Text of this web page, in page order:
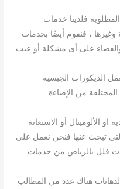
فلدينا خدمات
وغيرها ، فنقوم أيضًا بخدمات
على أى مشكلة أو عيب
الديكورات الجبسية
من الإضاءة
او الألوميتال أو الاستعانة
تبحث عنها فنحن نعمل على
فلل بالرياض من خدمات
هناك عدد من المطالب